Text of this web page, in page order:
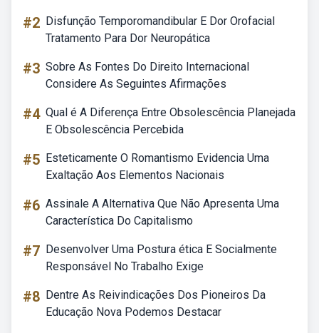
#2 Disfunção Temporomandibular E Dor Orofacial
Tratamento Para Dor Neuropática
#3 Sobre As Fontes Do Direito Internacional
Considere As Seguintes Afirmações
#4 Qual é A Diferença Entre Obsolescência Planejada
E Obsolescência Percebida
#5 Esteticamente O Romantismo Evidencia Uma
Exaltação Aos Elementos Nacionais
#6 Assinale A Alternativa Que Não Apresenta Uma
Característica Do Capitalismo
#7 Desenvolver Uma Postura ética E Socialmente
Responsável No Trabalho Exige
#8 Dentre As Reivindicações Dos Pioneiros Da
Educação Nova Podemos Destacar